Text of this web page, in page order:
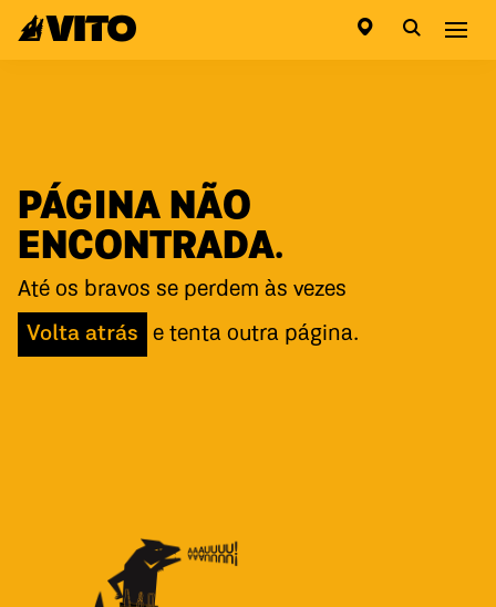
Ir para a página inicial
PÁGINA NÃO
ENCONTRADA.
Até os bravos se perdem às vezes
Volta atrás
e tenta outra página.